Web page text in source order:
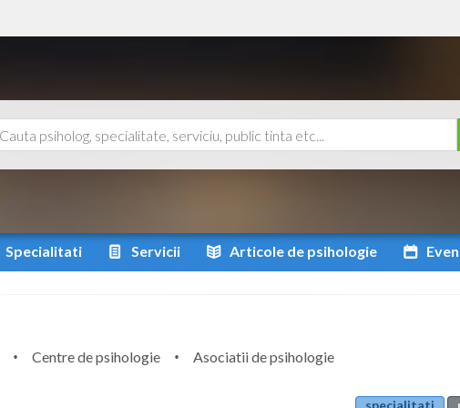
Specialitati Servicii Articole de psihologie
Centre de psihologie
Asociatii de psihologie
specialitati